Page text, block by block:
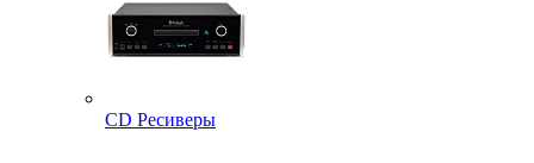
CD Ресиверы